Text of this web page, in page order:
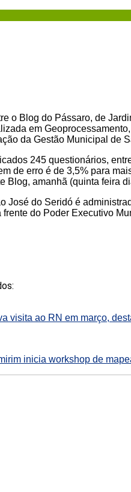
o Blog do Pássaro, de
em
da Gestão Municipal de
245 questionários,
de erro é de 3,5% para
Blog, amanhã (quinta feira
José do Seridó é
frente do Poder Executivo
visita ao RN em março,
inicia workshop de